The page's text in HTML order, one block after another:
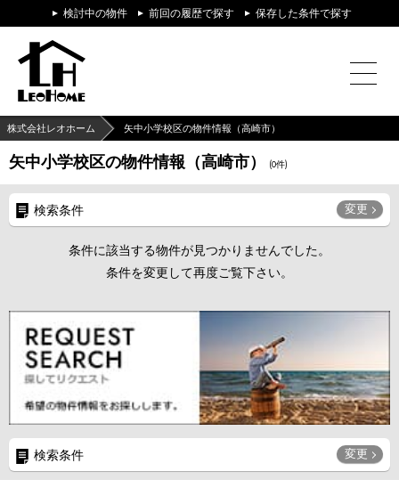
検討中の物件 前回の履歴で探す 保存した条件で探す
株式会社レオホーム 矢中小学校区の物件情報（高崎市）
矢中小学校区の物件情報（高崎市） (0件)
検索条件 変更
条件に該当する物件が見つかりませんでした。
条件を変更して再度ご覧下さい。
検索条件 変更